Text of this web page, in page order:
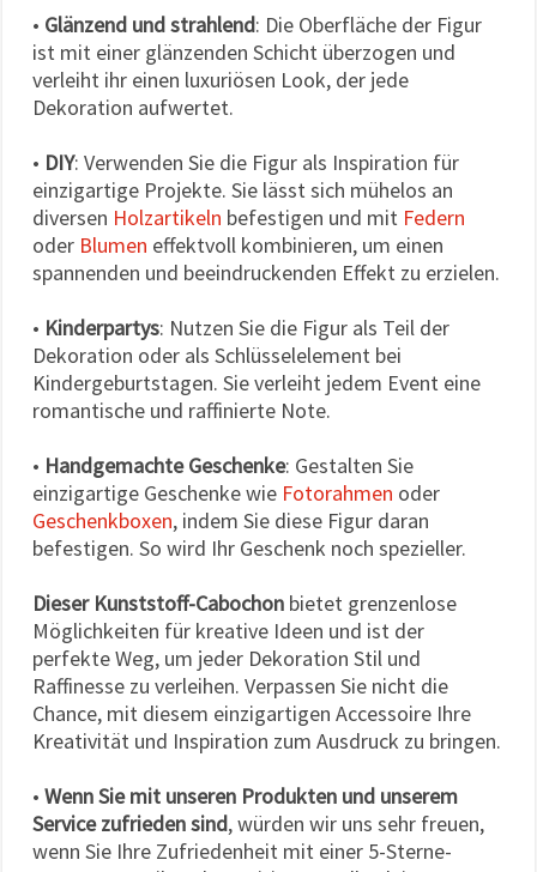
• Glänzend und strahlend: Die Oberfläche der Figur
ist mit einer glänzenden Schicht überzogen und
verleiht ihr einen luxuriösen Look, der jede
Dekoration aufwertet.
• DIY: Verwenden Sie die Figur als Inspiration für
einzigartige Projekte. Sie lässt sich mühelos an
diversen Holzartikeln befestigen und mit Federn
oder Blumen effektvoll kombinieren, um einen
spannenden und beeindruckenden Effekt zu erzielen.
• Kinderpartys: Nutzen Sie die Figur als Teil der
Dekoration oder als Schlüsselelement bei
Kindergeburtstagen. Sie verleiht jedem Event eine
romantische und raffinierte Note.
• Handgemachte Geschenke: Gestalten Sie
einzigartige Geschenke wie Fotorahmen oder
Geschenkboxen, indem Sie diese Figur daran
befestigen. So wird Ihr Geschenk noch spezieller.
Dieser Kunststoff-Cabochon bietet grenzenlose
Möglichkeiten für kreative Ideen und ist der
perfekte Weg, um jeder Dekoration Stil und
Raffinesse zu verleihen. Verpassen Sie nicht die
Chance, mit diesem einzigartigen Accessoire Ihre
Kreativität und Inspiration zum Ausdruck zu bringen.
• Wenn Sie mit unseren Produkten und unserem
Service zufrieden sind, würden wir uns sehr freuen,
wenn Sie Ihre Zufriedenheit mit einer 5-Sterne-